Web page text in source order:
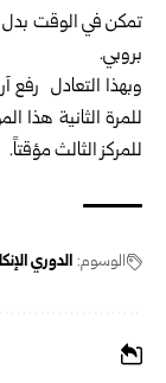
تمكن في الوقت بدل
بروبي.
للمركز الثالث مؤقتاً.
الوسوم: الدوري